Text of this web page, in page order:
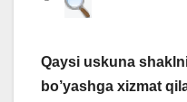
Qaysi uskuna
bo’yashga xizmat